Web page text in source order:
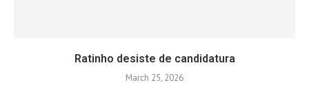
Ratinho desiste de candidatura
March 25, 2026